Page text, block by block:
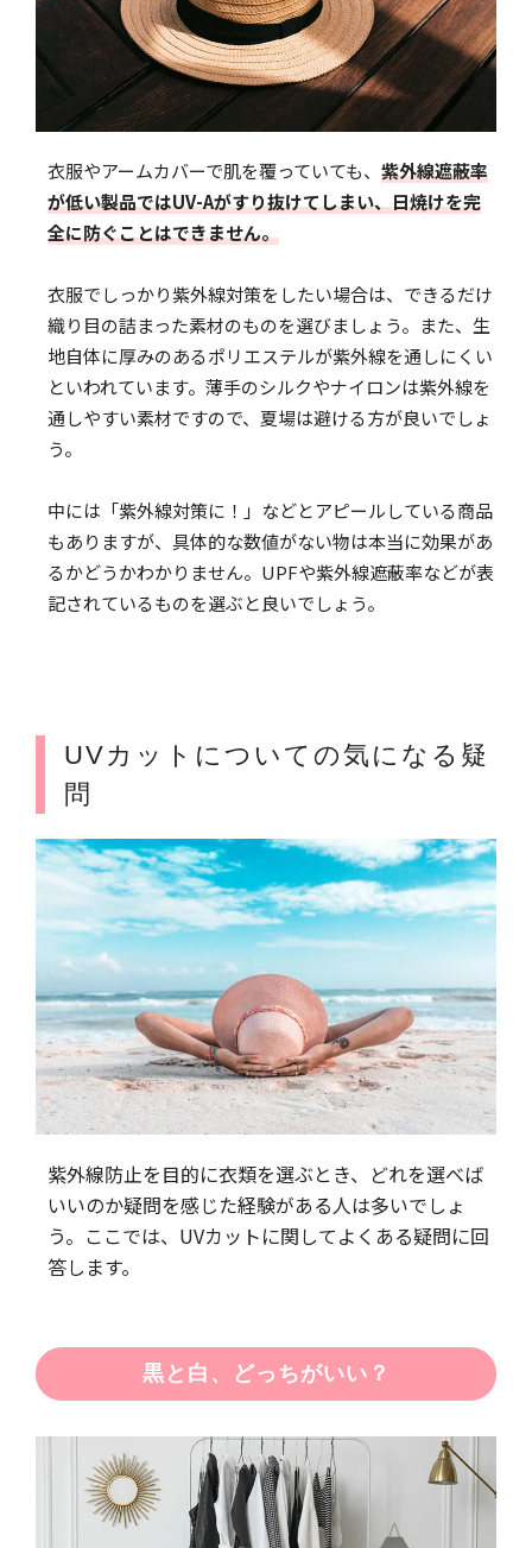
衣服やアームカバーで肌を覆っていても、 紫外線遮蔽率
が低い製品ではUV-Aがすり抜けてしまい、日焼けを完
全に防ぐことはできません。
衣服でしっかり紫外線対策をしたい場合は、できるだけ
織り目の詰まった素材のものを選びましょう。また、生
地自体に厚みのあるポリエステルが紫外線を通しにくい
といわれています。薄手のシルクやナイロンは紫外線を
通しやすい素材ですので、夏場は避ける方が良いでしょ
う。
中には「紫外線対策に！」などとアピールしている商品
もありますが、具体的な数値がない物は本当に効果があ
るかどうかわかりません。UPFや紫外線遮蔽率などが表
記されているものを選ぶと良いでしょう。
UVカットについての気になる疑
問
紫外線防止を目的に衣類を選ぶとき、どれを選べば
いいのか疑問を感じた経験がある人は多いでしょ
う。ここでは、UVカットに関してよくある疑問に回
答します。
黒と白、どっちがいい？